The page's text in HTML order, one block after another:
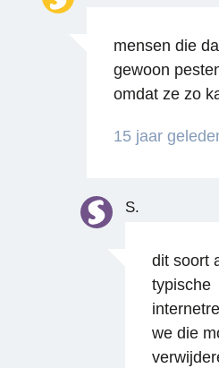
mensen die
gewoon
omdat ze zo
15 jaar
S.
dit soort
typische
we die